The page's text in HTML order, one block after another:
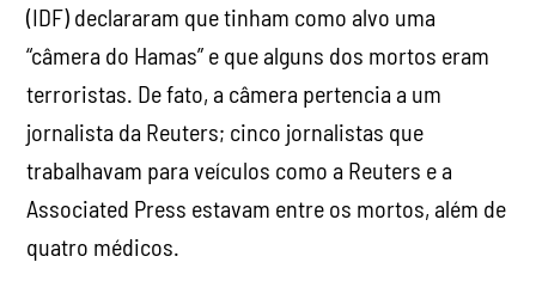
(IDF) declararam que tinham como alvo uma
“câmera do Hamas” e que alguns dos mortos eram
terroristas. De fato, a câmera pertencia a um
jornalista da Reuters; cinco jornalistas que
trabalhavam para veículos como a Reuters e a
Associated Press estavam entre os mortos, além de
quatro médicos.